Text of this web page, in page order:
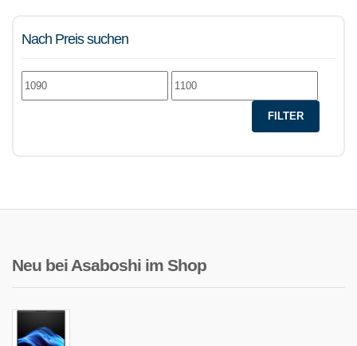
Nach Preis suchen
Min. Max.
FILTER
Neu bei Asaboshi im Shop